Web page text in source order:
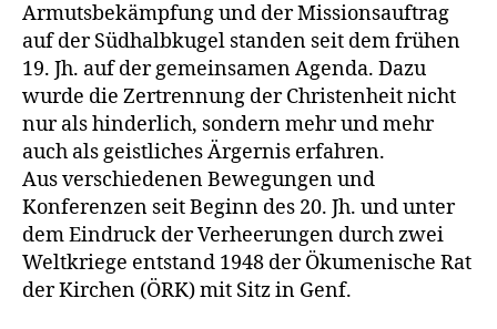
Armutsbekämpfung und der Missionsauftrag
auf der Südhalbkugel standen seit dem frühen
19. Jh. auf der gemeinsamen Agenda. Dazu
wurde die Zertrennung der Christenheit nicht
nur als hinderlich, sondern mehr und mehr
auch als geistliches Ärgernis erfahren.
Aus verschiedenen Bewegungen und
Konferenzen seit Beginn des 20. Jh. und unter
dem Eindruck der Verheerungen durch zwei
Weltkriege entstand 1948 der Ökumenische Rat
der Kirchen (ÖRK) mit Sitz in Genf.